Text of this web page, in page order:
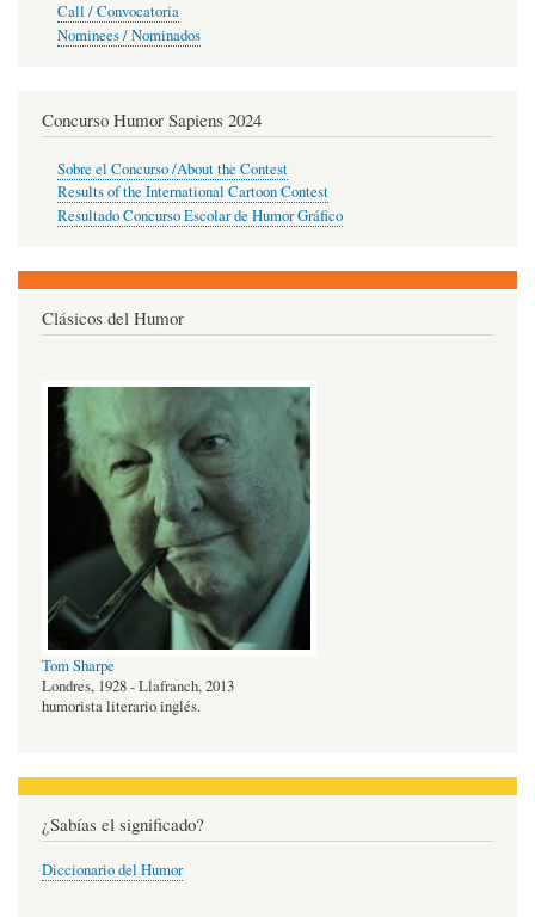
Call / Convocatoria
Nominees / Nominados
Concurso Humor Sapiens 2024
Sobre el Concurso /About the Contest
Results of the International Cartoon Contest
Resultado Concurso Escolar de Humor Gráfico
Clásicos del Humor
Tom Sharpe
Londres, 1928 - Llafranch, 2013
humorista literario inglés.
¿Sabías el significado?
Diccionario del Humor